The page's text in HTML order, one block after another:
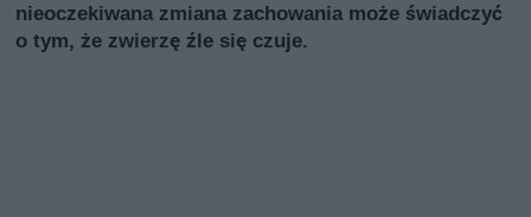
nieoczekiwana zmiana zachowania może świadczyć
o tym, że zwierzę źle się czuje.